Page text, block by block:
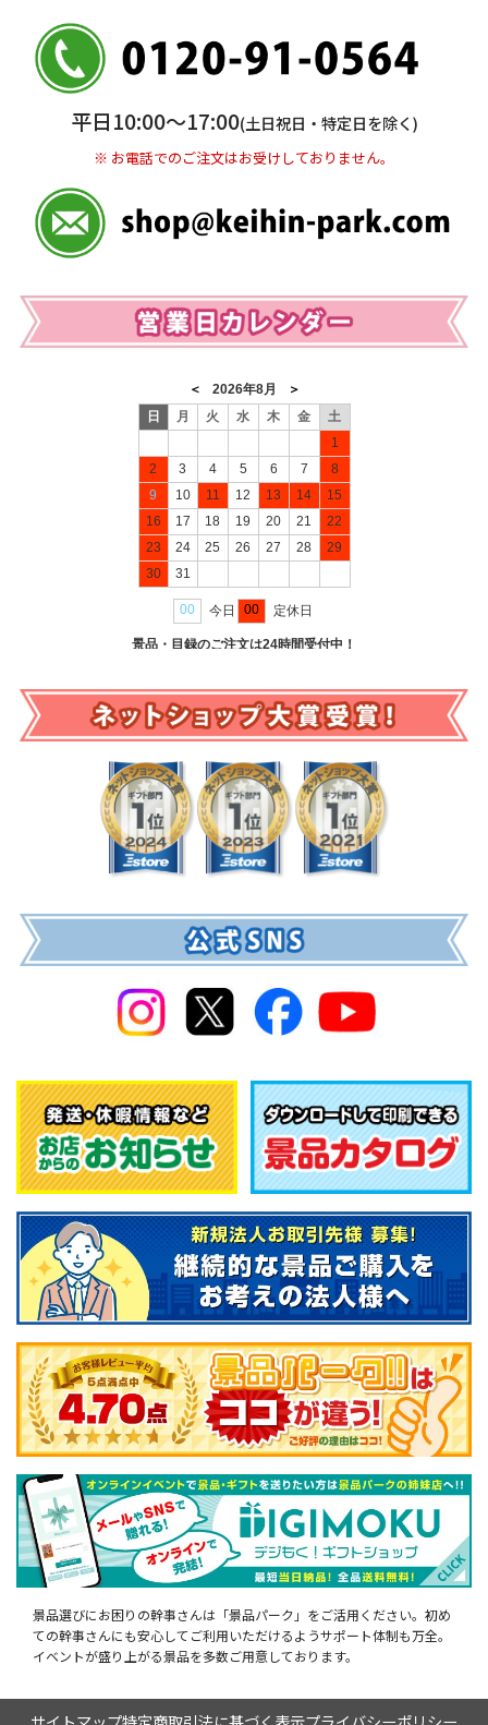
普通 7263489
＜口座名＞ カ）ディースタイル
※ 振込み手数料お客様ご負担。
平日10:00〜17:00(土日祝日・特定日を除く)
※ お電話でのご注文はお受けしておりません。
景品選びにお困りの幹事さんは「景品パーク」をご活用ください。初め
ての幹事さんにも安心してご利用いただけるようサポート体制も万全。
イベントが盛り上がる景品を多数ご用意しております。